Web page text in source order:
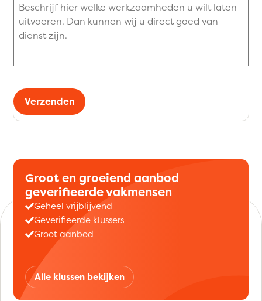
Verzenden
Groot en groeiend aanbod
geverifieerde vakmensen
Geheel vrijblijvend
Geverifieerde klussers
Groot aanbod
Alle klussen bekijken